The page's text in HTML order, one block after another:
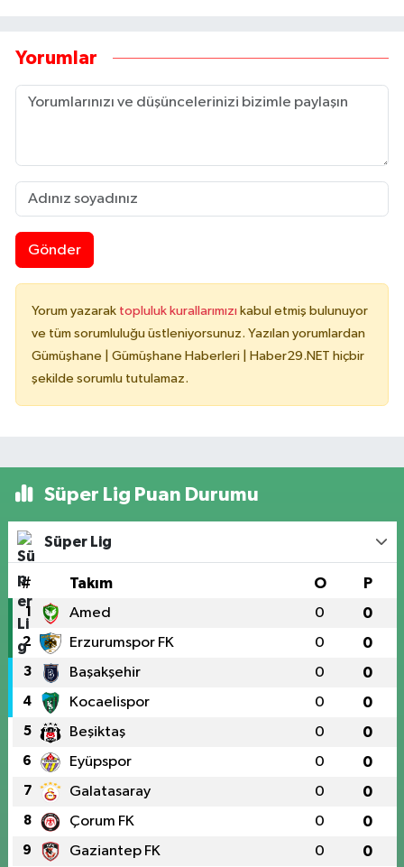
Yorumlar
Gönder
Yorum yazarak topluluk kurallarımızı kabul etmiş bulunuyor
ve tüm sorumluluğu üstleniyorsunuz. Yazılan yorumlardan
Gümüşhane | Gümüşhane Haberleri | Haber29.NET hiçbir
şekilde sorumlu tutulamaz.
Süper Lig Puan Durumu
Süper Lig
# Takım O P
1 Amed 0 0
2 Erzurumspor FK 0 0
3 Başakşehir 0 0
4 Kocaelispor 0 0
5 Beşiktaş 0 0
6 Eyüpspor 0 0
7 Galatasaray 0 0
8 Çorum FK 0 0
9 Gaziantep FK 0 0